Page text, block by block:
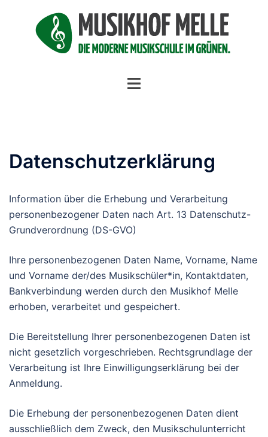
springen
Menü
Datenschutzerklärung
Information über die Erhebung und Verarbeitung
personenbezogener Daten nach Art. 13 Datenschutz-
Grundverordnung (DS-GVO)
Ihre personenbezogenen Daten Name, Vorname, Name
und Vorname der/des Musikschüler*in, Kontaktdaten,
Bankverbindung werden durch den Musikhof Melle
erhoben, verarbeitet und gespeichert.
Die Bereitstellung Ihrer personenbezogenen Daten ist
nicht gesetzlich vorgeschrieben. Rechtsgrundlage der
Verarbeitung ist Ihre Einwilligungserklärung bei der
Anmeldung.
Die Erhebung der personenbezogenen Daten dient
ausschließlich dem Zweck, den Musikschulunterricht